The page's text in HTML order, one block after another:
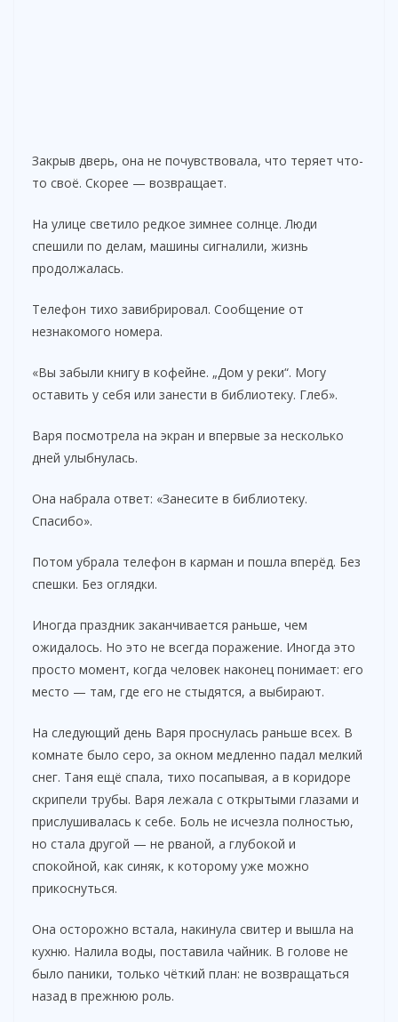
Закрыв дверь, она не почувствовала, что теряет что-
то своё. Скорее — возвращает.
На улице светило редкое зимнее солнце. Люди
спешили по делам, машины сигналили, жизнь
продолжалась.
Телефон тихо завибрировал. Сообщение от
незнакомого номера.
«Вы забыли книгу в кофейне. „Дом у реки“. Могу
оставить у себя или занести в библиотеку. Глеб».
Варя посмотрела на экран и впервые за несколько
дней улыбнулась.
Она набрала ответ: «Занесите в библиотеку.
Спасибо».
Потом убрала телефон в карман и пошла вперёд. Без
спешки. Без оглядки.
Иногда праздник заканчивается раньше, чем
ожидалось. Но это не всегда поражение. Иногда это
просто момент, когда человек наконец понимает: его
место — там, где его не стыдятся, а выбирают.
На следующий день Варя проснулась раньше всех. В
комнате было серо, за окном медленно падал мелкий
снег. Таня ещё спала, тихо посапывая, а в коридоре
скрипели трубы. Варя лежала с открытыми глазами и
прислушивалась к себе. Боль не исчезла полностью,
но стала другой — не рваной, а глубокой и
спокойной, как синяк, к которому уже можно
прикоснуться.
Она осторожно встала, накинула свитер и вышла на
кухню. Налила воды, поставила чайник. В голове не
было паники, только чёткий план: не возвращаться
назад в прежнюю роль.